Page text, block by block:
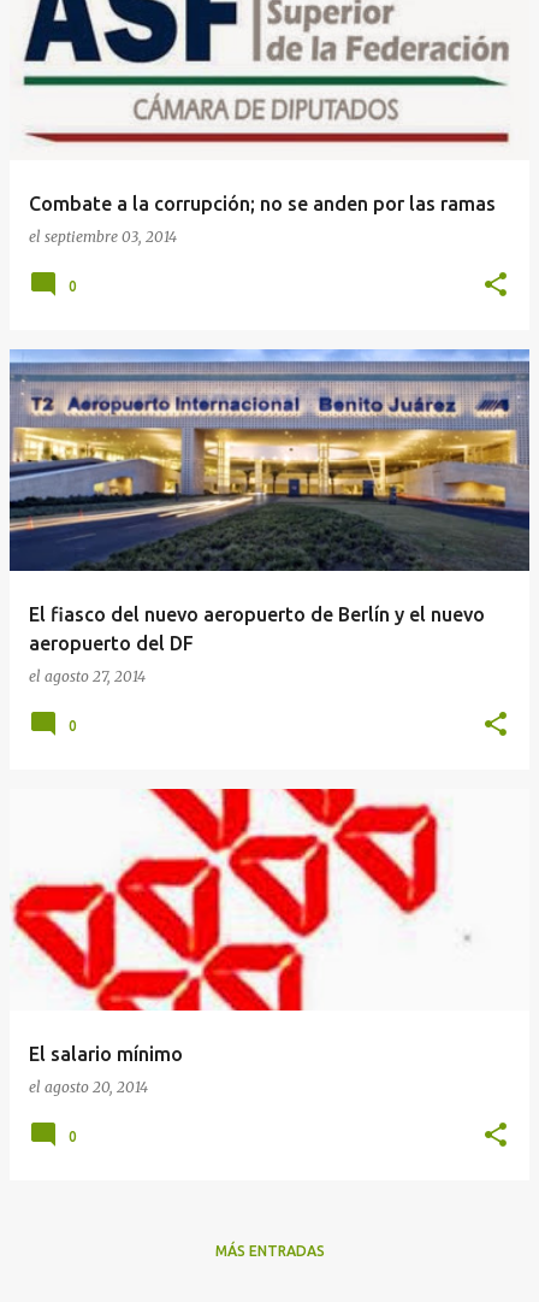
Combate a la corrupción; no se anden por las ramas
el septiembre 03, 2014
0
El fiasco del nuevo aeropuerto de Berlín y el nuevo
aeropuerto del DF
el agosto 27, 2014
0
El salario mínimo
el agosto 20, 2014
0
MÁS ENTRADAS